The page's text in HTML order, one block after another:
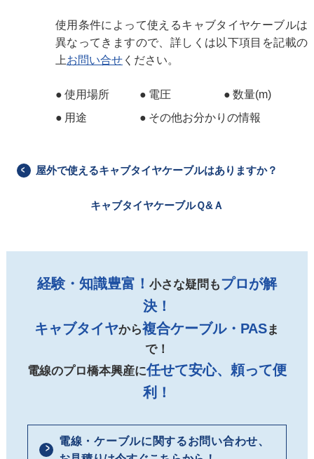
使用条件によって使えるキャブタイヤケーブルは
異なってきますので、詳しくは以下項目を記載の
上お問い合せください。
使用場所 電圧
数量(m)
用途
その他お分かりの情報
屋外で使えるキャブタイヤケーブルはありますか？
キャブタイヤケーブルＱ&Ａ
経験・知識豊富！ 小さな疑問もプロが解
決！
キャブタイヤから複合ケーブル・PASま
で！
電線のプロ橋本興産に任せて安心、頼って便
利！
電線・ケーブルに関するお問い合わせ、